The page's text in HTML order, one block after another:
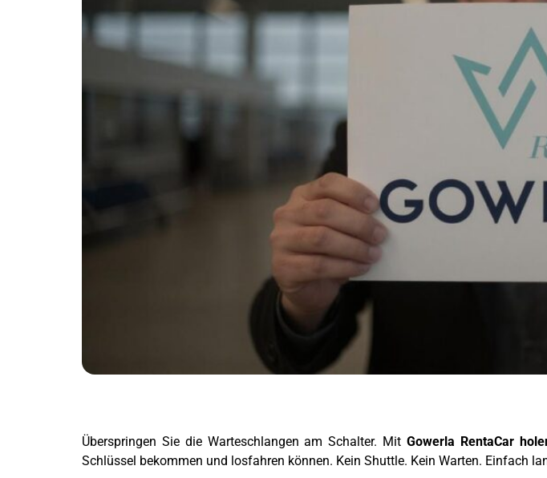
Überspringen Sie die Warteschlangen am Schalter. Mit Gowerla RentaCar
Schlüssel bekommen und losfahren können. Kein Shuttle. Kein Warten. Einfach